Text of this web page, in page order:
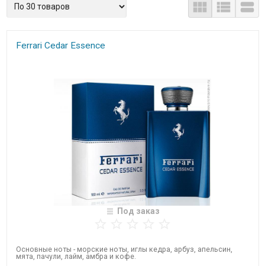
Ferrari Cedar Essence
Под заказ
Основные ноты - морские ноты, иглы кедра, арбуз, апельсин,
мята, пачули, лайм, амбра и кофе.